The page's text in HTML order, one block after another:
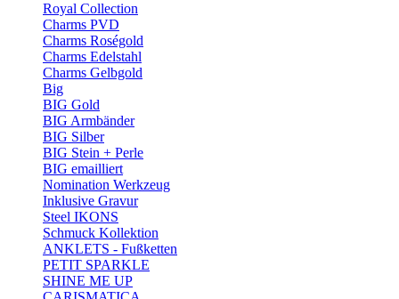
Royal Collection
Charms PVD
Charms Roségold
Charms Edelstahl
Charms Gelbgold
Big
BIG Gold
BIG Armbänder
BIG Silber
BIG Stein + Perle
BIG emailliert
Nomination Werkzeug
Inklusive Gravur
Steel IKONS
Schmuck Kollektion
ANKLETS - Fußketten
PETIT SPARKLE
SHINE ME UP